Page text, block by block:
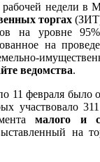
недели в
торгах
на уровне
на
ведомства.
11 февраля было
участвовало
малого и
на